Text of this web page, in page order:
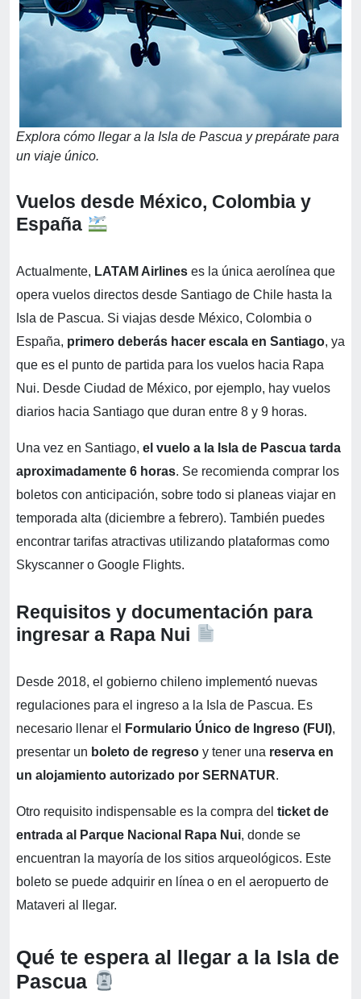
Explora cómo llegar a la Isla de Pascua y prepárate para
un viaje único.
Vuelos desde México, Colombia y
España
Actualmente, LATAM Airlines es la única aerolínea que
opera vuelos directos desde Santiago de Chile hasta la
Isla de Pascua. Si viajas desde México, Colombia o
España, primero deberás hacer escala en Santiago, ya
que es el punto de partida para los vuelos hacia Rapa
Nui. Desde Ciudad de México, por ejemplo, hay vuelos
diarios hacia Santiago que duran entre 8 y 9 horas.
Una vez en Santiago, el vuelo a la Isla de Pascua tarda
aproximadamente 6 horas. Se recomienda comprar los
boletos con anticipación, sobre todo si planeas viajar en
temporada alta (diciembre a febrero). También puedes
encontrar tarifas atractivas utilizando plataformas como
Skyscanner o Google Flights.
Requisitos y documentación para
ingresar a Rapa Nui
Desde 2018, el gobierno chileno implementó nuevas
regulaciones para el ingreso a la Isla de Pascua. Es
necesario llenar el
Formulario Único de Ingreso (FUI),
presentar un boleto de regreso y tener una reserva en
un alojamiento autorizado por SERNATUR.
Otro requisito indispensable es la compra del ticket de
entrada al
Parque Nacional Rapa Nui, donde se
encuentran la mayoría de los sitios arqueológicos. Este
boleto se puede adquirir en línea o en el aeropuerto de
Mataveri al llegar.
Qué te espera al llegar a la Isla de
Pascua